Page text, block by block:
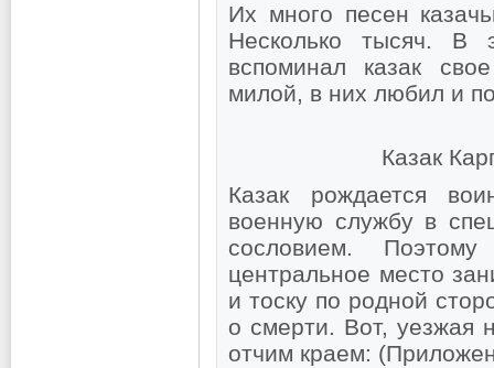
Их много песен
Несколько тысяч. В
вспоминал казак
милой, в них любил и
Казак
Казак рождается
военную службу в
сословием.
центральное место
и тоску по родной
о смерти. Вот, уезжая
отчим краем: